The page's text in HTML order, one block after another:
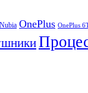
Nubia OnePlus OnePlus